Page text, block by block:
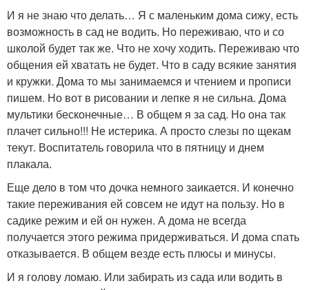
И я не знаю что делать… Я с маленьким дома сижу, есть
возможность в сад не водить. Но переживаю, что и со
школой будет так же. Что не хочу ходить. Переживаю что
общения ей хватать не будет. Что в саду всякие занятия
и кружки. Дома то мы занимаемся и чтением и прописи
пишем. Но вот в рисовании и лепке я не сильна. Дома
мультики бесконечные… В общем я за сад. Но она так
плачет сильно!!! Не истерика. А просто слезы по щекам
текут. Воспитатель говорила что в пятницу и днем
плакала.
Еще дело в том что дочка немного заикается. И конечно
такие переживания ей совсем не идут на пользу. Но в
садике режим и ей он нужен. А дома не всегда
получается этого режима придерживаться. И дома спать
отказывается. В общем везде есть плюсы и минусы.
И я голову ломаю. Или забирать из сада или водить в